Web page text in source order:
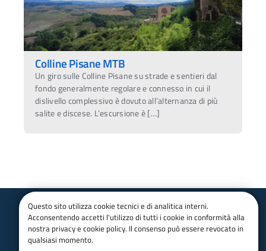
Colline Pisane MTB
Un giro sulle Colline Pisane su strade e sentieri dal
fondo generalmente regolare e connesso in cui il
dislivello complessivo è dovuto all’alternanza di più
salite e discese. L’escursione è […]
Club Alpino Italiano
Sezione di Livorno
Questo sito utilizza cookie tecnici e di analitica interni.
Acconsentendo accetti l'utilizzo di tutti i cookie in conformità alla
nostra privacy e cookie policy. Il consenso può essere revocato in
qualsiasi momento.